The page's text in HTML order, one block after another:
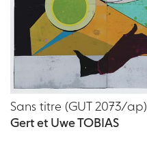
Sans titre (GUT 2073/ap)
Gert et Uwe TOBIAS